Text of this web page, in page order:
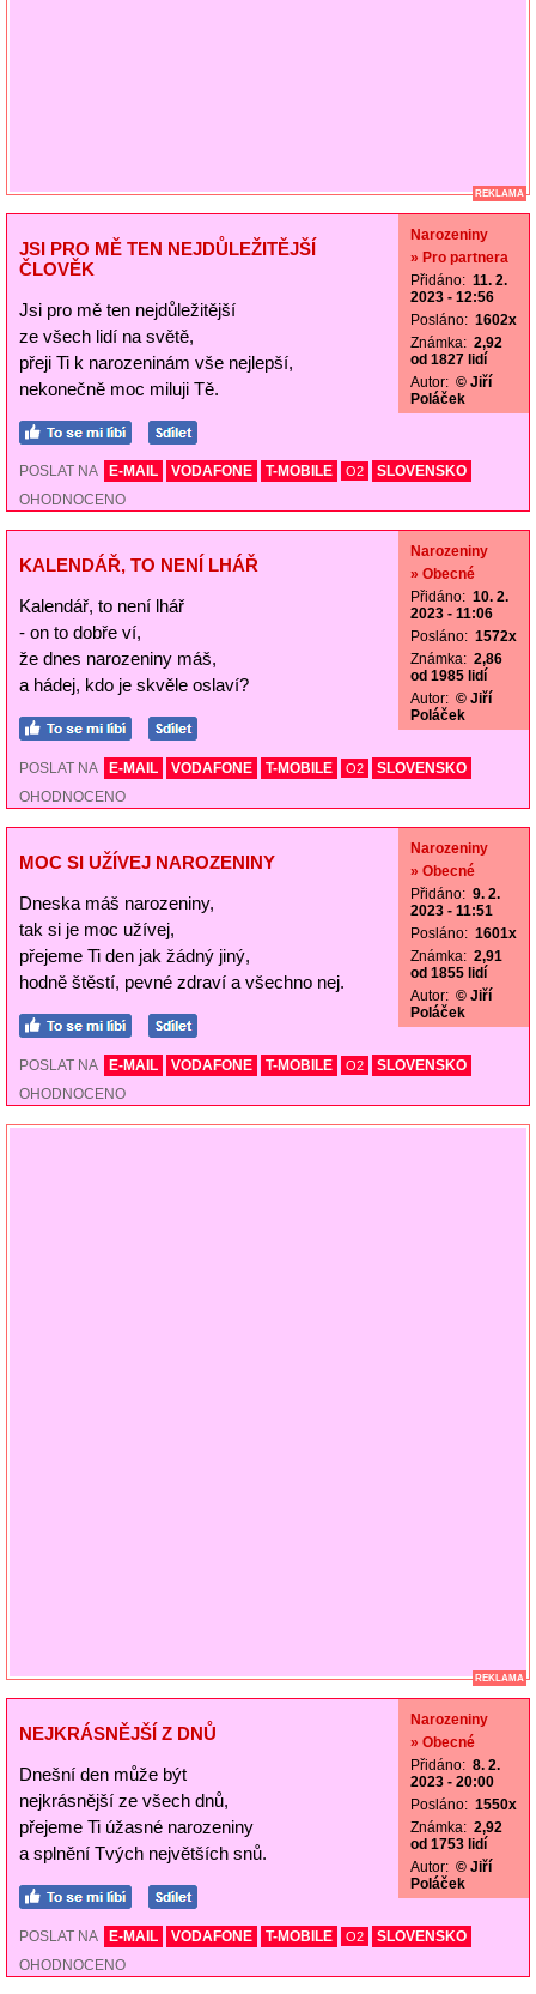
REKLAMA
JSI PRO MĚ TEN NEJDŮLEŽITĚJŠÍ
ČLOVĚK
Jsi pro mě ten nejdůležitější
ze všech lidí na světě,
přeji Ti k narozeninám vše nejlepší,
nekonečně moc miluji Tě.
Narozeniny
» Pro partnera
Přidáno: 11. 2.
2023 - 12:56
Posláno: 1602x
Známka: 2,92
od 1827 lidí
Autor: © Jiří
Poláček
POSLAT NA E-MAIL VODAFONE T-MOBILE O2
SLOVENSKO
OHODNOCENO
KALENDÁŘ, TO NENÍ LHÁŘ
Kalendář, to není lhář
- on to dobře ví,
že dnes narozeniny máš,
a hádej, kdo je skvěle oslaví?
Narozeniny
» Obecné
Přidáno: 10. 2.
2023 - 11:06
Posláno: 1572x
Známka: 2,86
od 1985 lidí
Autor: © Jiří
Poláček
POSLAT NA E-MAIL VODAFONE T-MOBILE O2
SLOVENSKO
OHODNOCENO
MOC SI UŽÍVEJ NAROZENINY
Dneska máš narozeniny,
tak si je moc užívej,
přejeme Ti den jak žádný jiný,
hodně štěstí, pevné zdraví a všechno nej.
Narozeniny
» Obecné
Přidáno: 9. 2.
2023 - 11:51
Posláno: 1601x
Známka: 2,91
od 1855 lidí
Autor: © Jiří
Poláček
POSLAT NA E-MAIL VODAFONE T-MOBILE O2
SLOVENSKO
OHODNOCENO
REKLAMA
NEJKRÁSNĚJŠÍ Z DNŮ
Dnešní den může být
nejkrásnější ze všech dnů,
přejeme Ti úžasné narozeniny
a splnění Tvých největších snů.
Narozeniny
» Obecné
Přidáno: 8. 2.
2023 - 20:00
Posláno: 1550x
Známka: 2,92
od 1753 lidí
Autor: © Jiří
Poláček
POSLAT NA E-MAIL VODAFONE T-MOBILE O2
SLOVENSKO
OHODNOCENO